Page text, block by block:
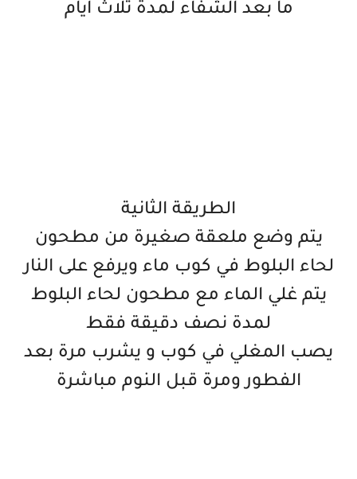
ما بعد الشفاء لمدة ثلاث ايام
الطريقة الثانية
يتم وضع ملعقة صغيرة من مطحون
لحاء البلوط في كوب ماء ويرفع على النار
يتم غلي الماء مع مطحون لحاء البلوط
لمدة نصف دقيقة فقط
يصب المغلي في كوب و يشرب مرة بعد
الفطور ومرة قبل النوم مباشرة